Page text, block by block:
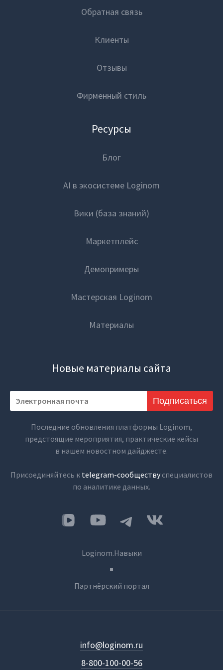
Обратная связь
Клиенты
Отзывы
Фирменный стиль
Ресурсы
Блог
AI в экосистеме Loginom
Вики (база знаний)
Маркетплейс
Демопримеры
Мастерская Loginom
Материалы
Новые материалы сайта
Подписаться
Последние обновления платформы Loginom,
предстоящие мероприятия, практические кейсы
в нашем новостном дайджесте.
Присоединяйтесь к telegram-сообществу специалистов
по аналитике данных.
Loginom.Навыки
Партнёрский портал
8-800-100-00-56
info@loginom.ru